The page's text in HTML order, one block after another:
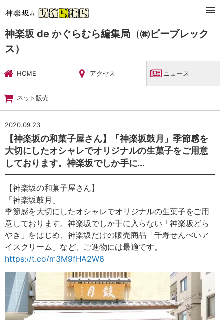
暮らし・娯楽
神楽坂 de かぐらむら編集局（㈱ビーブレックス）
ニュース
神楽坂 de かぐらむら編集局（㈱ビーブレック
ス）
HOME アクセス ニュース
ネット販売
2020.09.23
【神楽坂の和菓子屋さん】「神楽坂鼓月」季節感を
大切にしたオシャレでオリジナルの生菓子をご用意
しております。神楽坂でしか手に...
【神楽坂の和菓子屋さん】
「神楽坂鼓月」
季節感を大切にしたオシャレでオリジナルの生菓子をご用
意しております。神楽坂でしか手に入らない「神楽坂どら
やき」をはじめ、神楽坂だけの販売商品「千寿せんべいア
イスクリーム」など、ご進物には最適です。
https://t.co/m3M9fHA2W6